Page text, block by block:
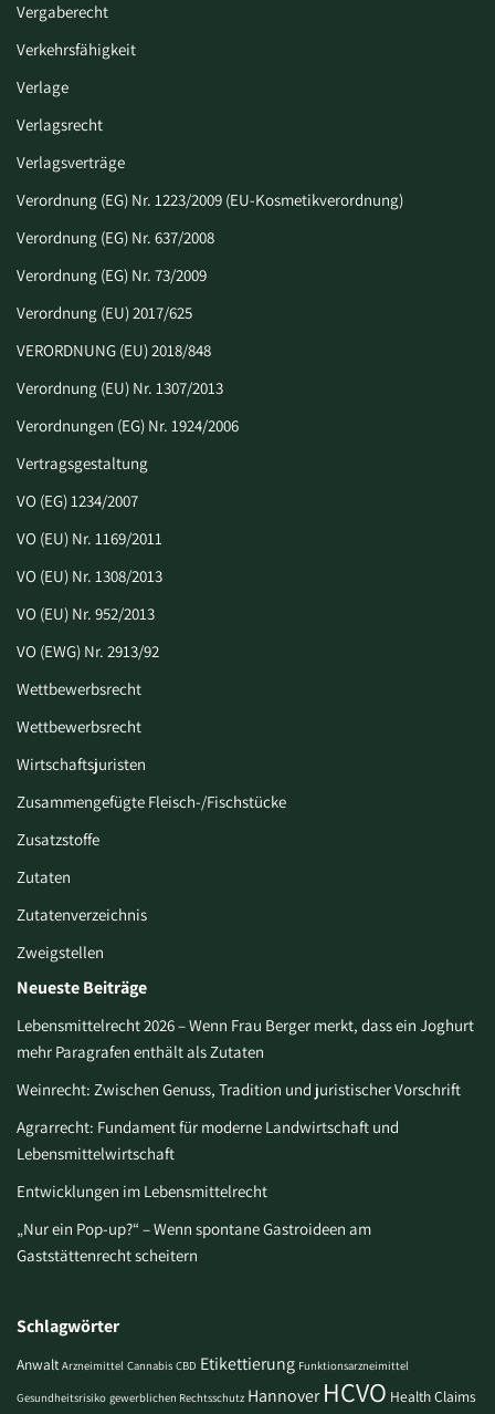
Vergaberecht
Verkehrsfähigkeit
Verlage
Verlagsrecht
Verlagsverträge
Verordnung (EG) Nr. 1223/2009 (EU-Kosmetikverordnung)
Verordnung (EG) Nr. 637/2008
Verordnung (EG) Nr. 73/2009
Verordnung (EU) 2017/625
VERORDNUNG (EU) 2018/848
Verordnung (EU) Nr. 1307/2013
Verordnungen (EG) Nr. 1924/2006
Vertragsgestaltung
VO (EG) 1234/2007
VO (EU) Nr. 1169/2011
VO (EU) Nr. 1308/2013
VO (EU) Nr. 952/2013
VO (EWG) Nr. 2913/92
Wettbewerbsrecht
Wettbewerbsrecht
Wirtschaftsjuristen
Zusammengefügte Fleisch-/Fischstücke
Zusatzstoffe
Zutaten
Zutatenverzeichnis
Zweigstellen
Neueste Beiträge
Lebensmittelrecht 2026 – Wenn Frau Berger merkt, dass ein Joghurt
mehr Paragrafen enthält als Zutaten
Weinrecht: Zwischen Genuss, Tradition und juristischer Vorschrift
Agrarrecht: Fundament für moderne Landwirtschaft und
Lebensmittelwirtschaft
Entwicklungen im Lebensmittelrecht
„Nur ein Pop-up?“ – Wenn spontane Gastroideen am
Gaststättenrecht scheitern
Schlagwörter
Anwalt Arzneimittel Cannabis CBD Etikettierung Funktionsarzneimittel
Gesundheitsrisiko gewerblichen Rechtsschutz Hannover HCVO Health Claims